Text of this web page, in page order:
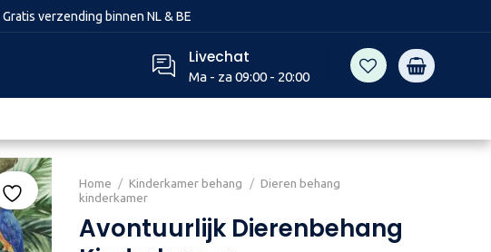
Gratis verzending binnen NL & BE
Livechat
Ma - za 09:00 - 20:00
Home / Kinderkamer behang / Dieren behang
kinderkamer
Avontuurlijk Dierenbehang